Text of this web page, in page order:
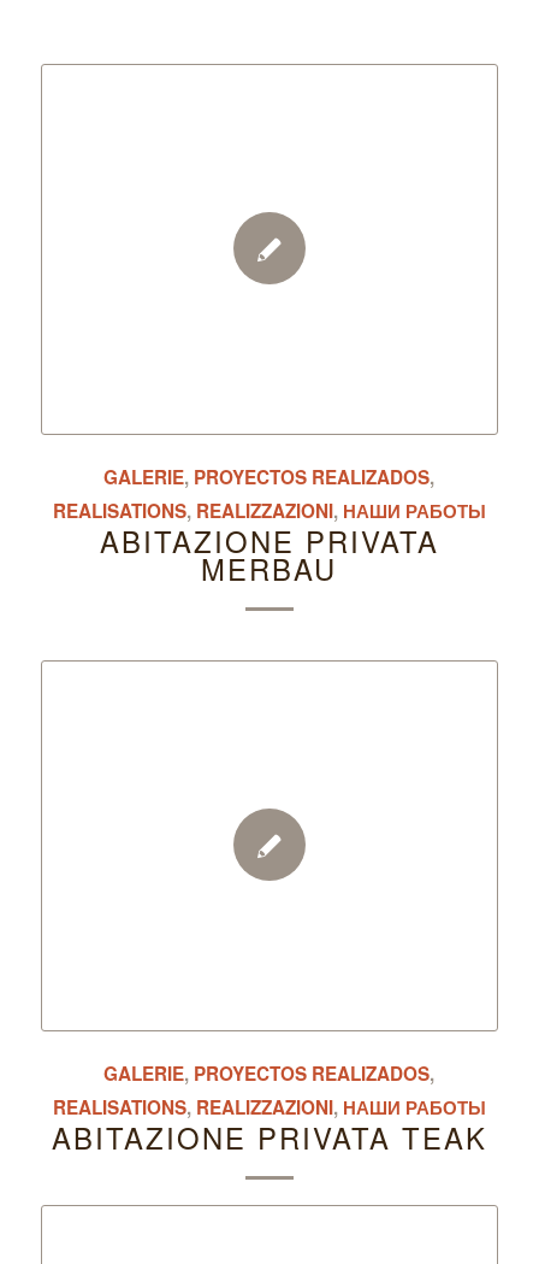
GALERIE, PROYECTOS REALIZADOS,
REALISATIONS, REALIZZAZIONI, НАШИ РАБОТЫ
ABITAZIONE PRIVATA
MERBAU
GALERIE, PROYECTOS REALIZADOS,
REALISATIONS, REALIZZAZIONI, НАШИ РАБОТЫ
ABITAZIONE PRIVATA TEAK